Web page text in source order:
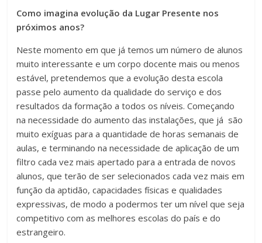
Como imagina evolução da Lugar Presente nos
próximos anos?
Neste momento em que já temos um número de alunos
muito interessante e um corpo docente mais ou menos
estável, pretendemos que a evolução desta escola
passe pelo aumento da qualidade do serviço e dos
resultados da formação a todos os níveis. Começando
na necessidade do aumento das instalações, que já são
muito exíguas para a quantidade de horas semanais de
aulas, e terminando na necessidade de aplicação de um
filtro cada vez mais apertado para a entrada de novos
alunos, que terão de ser selecionados cada vez mais em
função da aptidão, capacidades físicas e qualidades
expressivas, de modo a podermos ter um nível que seja
competitivo com as melhores escolas do país e do
estrangeiro.